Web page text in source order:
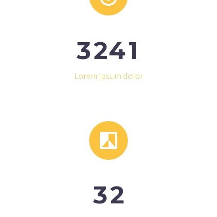
3241
Lorem ipsum dolor


32